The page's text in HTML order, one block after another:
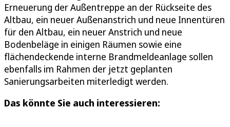
Erneuerung der Außentreppe an der Rückseite des
Altbau, ein neuer Außenanstrich und neue Innentüren
für den Altbau, ein neuer Anstrich und neue
Bodenbeläge in einigen Räumen sowie eine
flächendeckende interne Brandmeldeanlage sollen
ebenfalls im Rahmen der jetzt geplanten
Sanierungsarbeiten miterledigt werden.
Das könnte Sie auch interessieren: